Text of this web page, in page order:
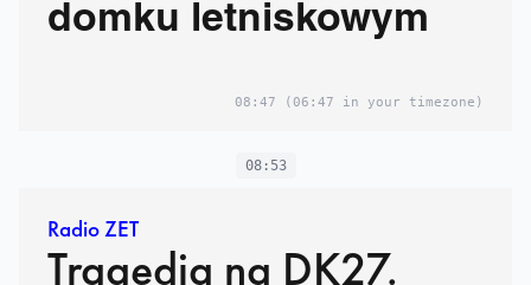
domku letniskowym
08:47 (06:47 in your timezone)
08:53
Radio ZET
Tragedia na DK27.